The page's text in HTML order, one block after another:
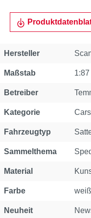
Eigenschaft
Hersteller
Maßstab 1:87
Betreiber
Kategorie
Fahrzeugtyp
Sammelthema
Material
Farbe
Neuheit